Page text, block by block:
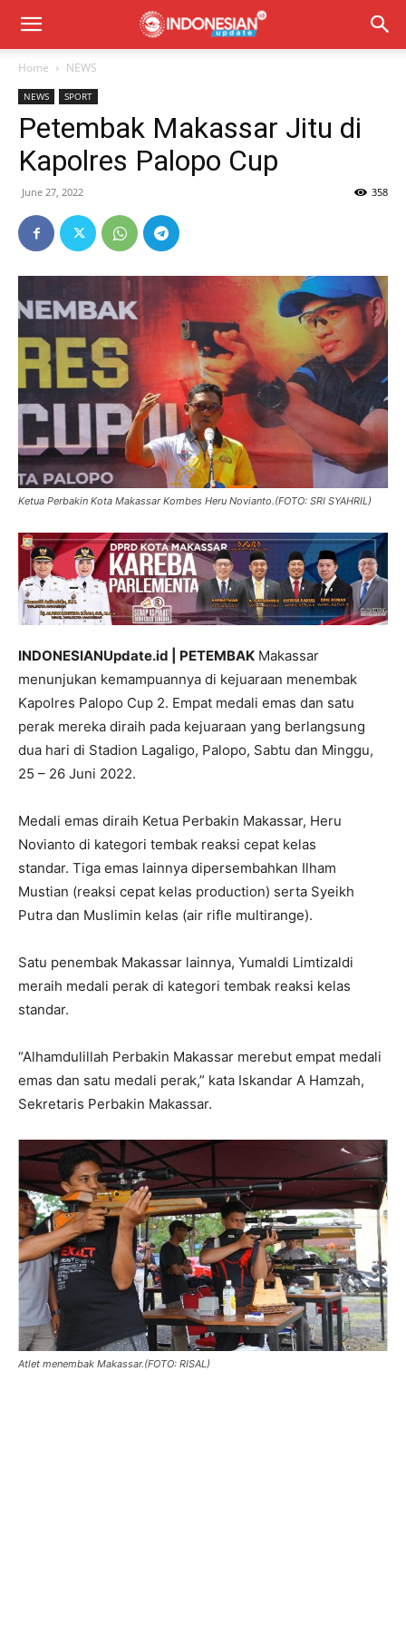
Home NEWS
NEWS SPORT
Petembak Makassar Jitu di
Kapolres Palopo Cup
June 27, 2022 358
Ketua Perbakin Kota Makassar Kombes Heru Novianto.(FOTO: SRI SYAHRIL)
INDONESIANUpdate.id | PETEMBAK Makassar
menunjukan kemampuannya di kejuaraan menembak
Kapolres Palopo Cup 2. Empat medali emas dan satu
perak mereka diraih pada kejuaraan yang berlangsung
dua hari di Stadion Lagaligo, Palopo, Sabtu dan Minggu,
25 – 26 Juni 2022.
Medali emas diraih Ketua Perbakin Makassar, Heru
Novianto di kategori tembak reaksi cepat kelas
standar. Tiga emas lainnya dipersembahkan Ilham
Mustian (reaksi cepat kelas production) serta Syeikh
Putra dan Muslimin kelas (air rifle multirange).
Satu penembak Makassar lainnya, Yumaldi Limtizaldi
meraih medali perak di kategori tembak reaksi kelas
standar.
“Alhamdulillah Perbakin Makassar merebut empat medali
emas dan satu medali perak,” kata Iskandar A Hamzah,
Sekretaris Perbakin Makassar.
Atlet menembak Makassar.(FOTO: RISAL)